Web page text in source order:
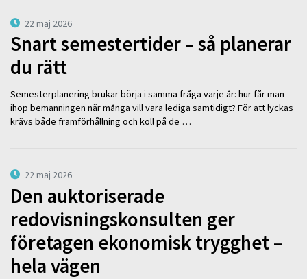
22 maj 2026
Snart semestertider – så planerar
du rätt
Semesterplanering brukar börja i samma fråga varje år: hur får man
ihop bemanningen när många vill vara lediga samtidigt? För att lyckas
krävs både framförhållning och koll på de …
22 maj 2026
Den auktoriserade
redovisningskonsulten ger
företagen ekonomisk trygghet –
hela vägen